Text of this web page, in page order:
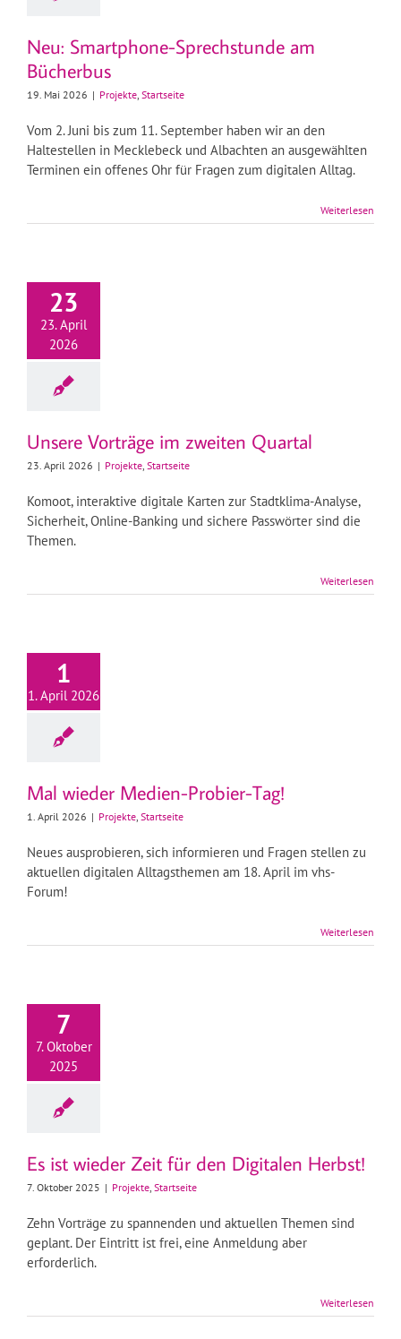
Neu: Smartphone-Sprechstunde am
Bücherbus
19. Mai 2026 | Projekte, Startseite
Vom 2. Juni bis zum 11. September haben wir an den
Haltestellen in Mecklebeck und Albachten an ausgewählten
Terminen ein offenes Ohr für Fragen zum digitalen Alltag.
Weiterlesen
23
23. April
2026
Unsere Vorträge im zweiten Quartal
23. April 2026 | Projekte, Startseite
Komoot, interaktive digitale Karten zur Stadtklima-Analyse,
Sicherheit, Online-Banking und sichere Passwörter sind die
Themen.
Weiterlesen
1
1. April 2026
Mal wieder Medien-Probier-Tag!
1. April 2026 | Projekte, Startseite
Neues ausprobieren, sich informieren und Fragen stellen zu
aktuellen digitalen Alltagsthemen am 18. April im vhs-
Forum!
Weiterlesen
7
7. Oktober
2025
Es ist wieder Zeit für den Digitalen Herbst!
7. Oktober 2025 | Projekte, Startseite
Zehn Vorträge zu spannenden und aktuellen Themen sind
geplant. Der Eintritt ist frei, eine Anmeldung aber
erforderlich.
Weiterlesen